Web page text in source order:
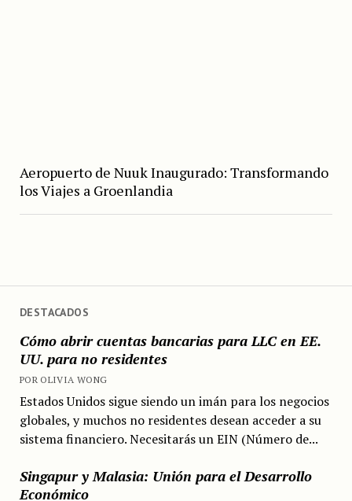
DESTACADOS
Cómo abrir cuentas bancarias para LLC en EE.
UU. para no residentes
POR OLIVIA WONG
Estados Unidos sigue siendo un imán para los negocios
globales, y muchos no residentes desean acceder a su
sistema financiero. Necesitarás un EIN (Número de...
Singapur y Malasia: Unión para el Desarrollo
Económico
Aeropuerto de Nuuk Inaugurado: Transformando
los Viajes a Groenlandia